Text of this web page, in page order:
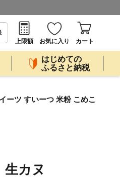
上限額
お気に入り カート
はじめての
ふるさと納税
ーツ すいーつ 米粉 こめこ
生カヌ